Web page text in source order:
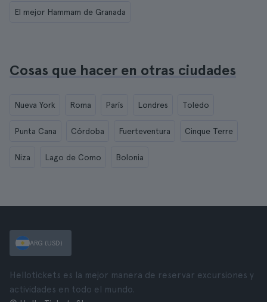
El mejor Hammam de Granada
Cosas que hacer en otras ciudades
Nueva York Roma París Londres Toledo
Punta Cana Córdoba Fuerteventura Cinque Terre
Niza Lago de Como Bolonia
ARG (USD)
Hellotickets es la mejor manera de reservar excursiones y
actividades en todo el mundo.